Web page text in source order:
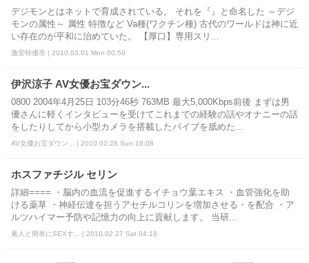
デジモンとはネットで育成されている。 それを『』と命名した ～デジ
モンの属性～ 属性 特徴など Va種(ワクチン種) 古代のワールドは神に近
い存在のが平和に治めていた。 【厚口】専用スリ...
激安特価市 | 2010.03.01 Mon 00:59
伊沢涼子 AV女優お宝ダウン...
0800 2004年4月25日 103分46秒 763MB 最大5,000Kbps前後 まずは男
優さんに軽くインタビューを受けてこれまでの経験の話やオナニーの話
をしたりしてから小型カメラを搭載したバイブを舐めた...
AV女優お宝ダウン... | 2010.02.28 Sun 18:08
ホスファチジル セリン
詳細==== ・脳内の血流を促進するイチョウ葉エキス ・血管強化を助
ける薬草 ・神経伝達を担うアセチルコリンを増加させる・を配合 ・ア
ルツハイマー予防や記憶力の向上に貢献します。 当研...
素人と簡単にSEXす... | 2010.02.27 Sat 04:18